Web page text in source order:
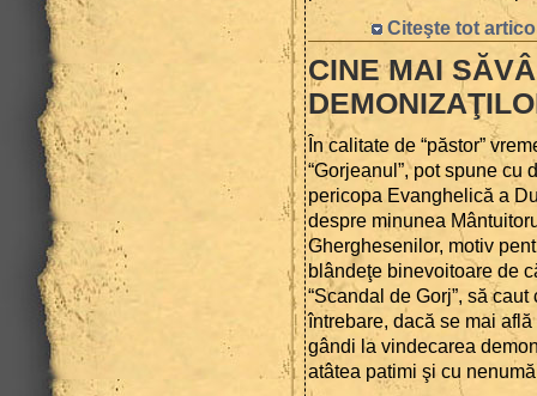
Citeşte tot
CINE MAI
În calitate de “păstor”
“Gorjeanul”, pot spune
pericopa Evanghelică a
despre minunea
Gherghesenilor, motiv
blândeţe binevoitoare de
“Scandal de Gorj”, să
întrebare, dacă se mai
gândi la vindecarea
atâtea patimi şi cu